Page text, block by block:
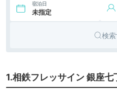
宿泊日
未指定
検
1.相鉄フレッサイン 銀座七